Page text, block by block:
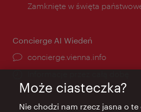
Zamknięte w święta
Concierge AI Wiedeń
concierge.vienna.info
Może ciasteczka?
Nie chodzi nam rzecz jasna o